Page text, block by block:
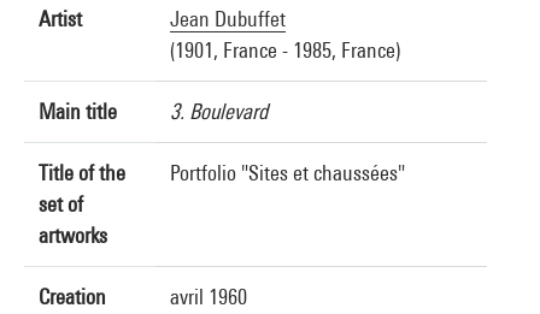
Artist
Jean Dubuffet
(1901, France - 1985, France)
Main title 3. Boulevard
Title of the
set of
artworks
Portfolio "Sites et chaussées"
Creation
avril 1960